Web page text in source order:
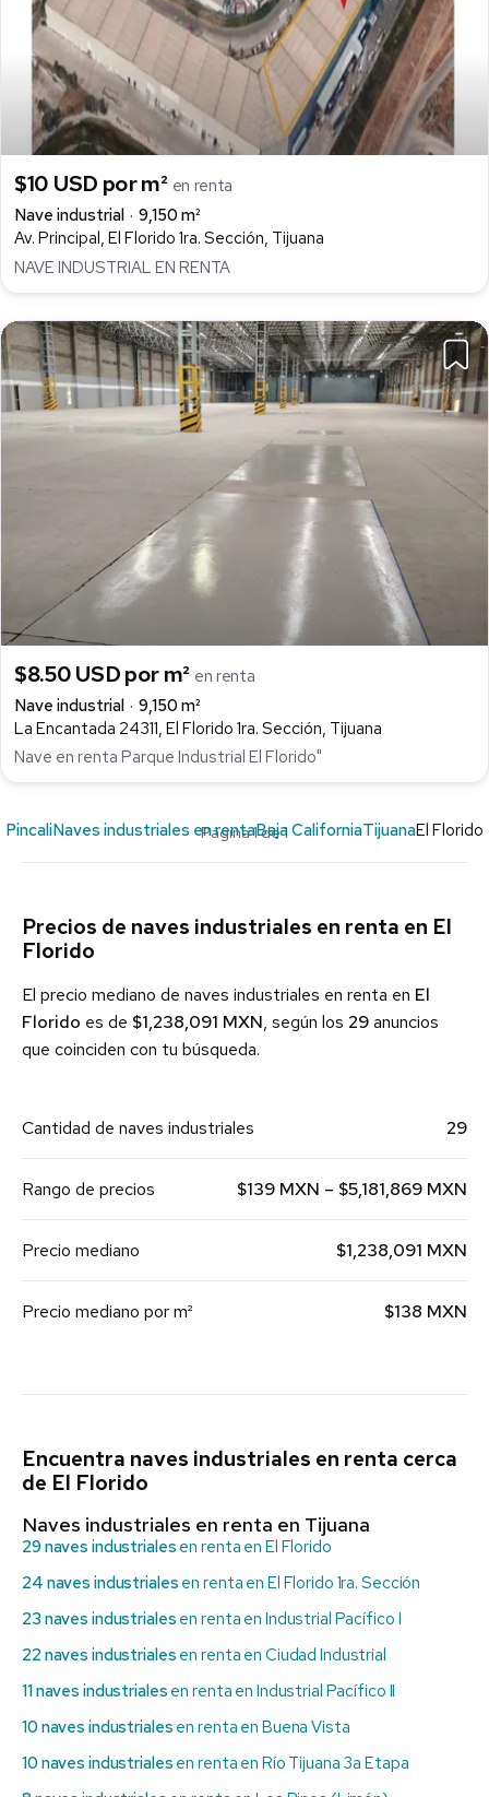
$10 USD por m² en renta
Nave industrial
9,150 m²
Av. Principal, El Florido 1ra. Sección, Tijuana
NAVE INDUSTRIAL EN RENTA
$8.50 USD por m² en renta
Nave industrial
9,150 m²
La Encantada 24311, El Florido 1ra. Sección, Tijuana
Nave en renta Parque Industrial El Florido"
Página 1 de 1
PincaliNaves industriales en rentaBaja CaliforniaTijuanaEl Florido
Precios de naves industriales en renta en El
Florido
El precio mediano de naves industriales en renta en El
Florido es de $1,238,091 MXN, según los 29anuncios
que coinciden con tu búsqueda.
Cantidad de naves industriales 29
Rango de precios $139 MXN – $5,181,869 MXN
Precio mediano $1,238,091 MXN
Precio mediano por m² $138 MXN
Encuentra naves industriales en renta cerca
de El Florido
Naves industriales en renta en Tijuana
29 naves industriales en renta en El Florido
24 naves industriales en renta en El Florido 1ra. Sección
23 naves industriales en renta en Industrial Pacífico I
22 naves industriales en renta en Ciudad Industrial
11 naves industriales en renta en Industrial Pacífico II
10 naves industriales en renta en Buena Vista
10 naves industriales en renta en Río Tijuana 3a Etapa